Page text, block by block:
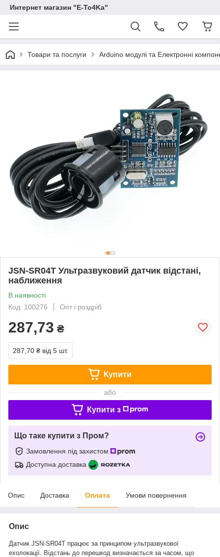
Интернет магазин "E-To4Ka"
Товари та послуги Arduino модулі та Електронні
JSN-SR04T Ультразвуковий датчик відстані,
наближення
В наявності
Код: 100276
Опт і роздріб
287,73 ₴
287,70 ₴ від 5 шт.
Купити
або
Купити з
Що таке купити з Пром?
Замовлення під захистом
Доступна доставка
Опис Доставка Оплата Умови повернення
Опис
Датчик JSN-SR04T працює за принципом ультразвукової
ехолокації. Відстань до перешкод визначається за часом, що